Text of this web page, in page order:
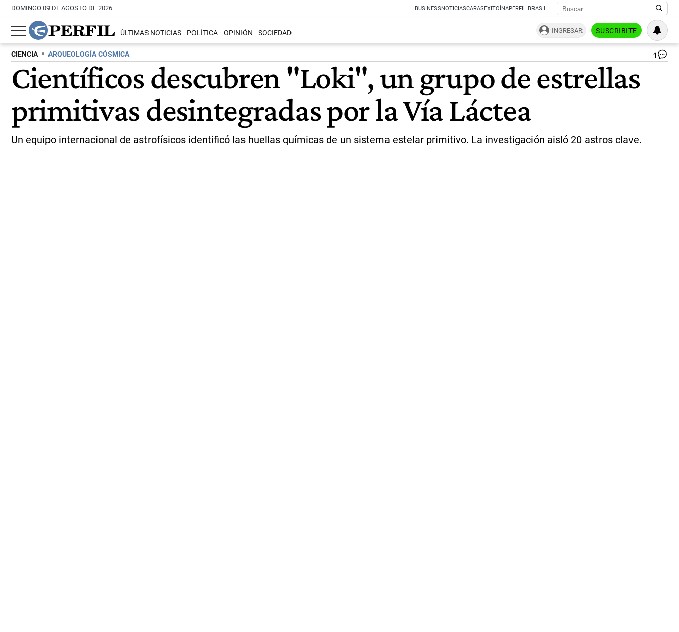
DOMINGO 09 DE AGOSTO DE 2026 BUSINESSNOTICIASCARASEXITOÍNAPERFIL BRASIL
ÚLTIMAS NOTICIAS POLÍTICA OPINIÓN SOCIEDAD INGRESAR SUSCRIBITE
CIENCIA ARQUEOLOGÍA CÓSMICA 1
Científicos descubren "Loki", un grupo de estrellas
primitivas desintegradas por la Vía Láctea
Un equipo internacional de astrofísicos identificó las huellas químicas de un sistema estelar primitivo. La investigación aisló 20 astros clave.